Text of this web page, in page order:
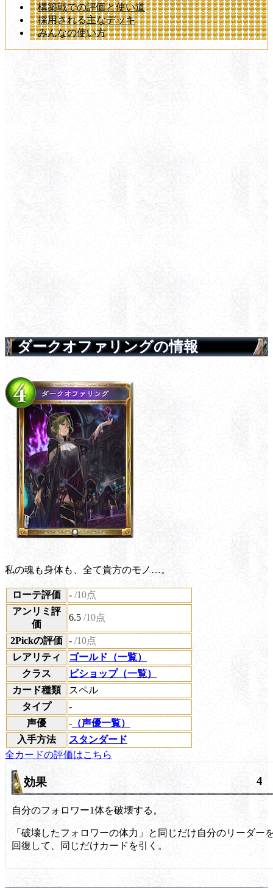
構築戦での評価と使い道
採用される主なデッキ
みんなの使い方
ダークオファリングの情報
私の魂も身体も、全て貴方のモノ…。
ローテ評価 - /10点
アンリミ評
価
6.5 /10点
2Pickの評価 - /10点
レアリティ
ゴールド（一覧）
クラス
ビショップ（一覧）
カード種類
スペル
タイプ
-
声優
- （声優一覧）
入手方法
スタンダード
全カードの評価はこちら
効果 4
自分のフォロワー1体を破壊する。
「破壊したフォロワーの体力」と同じだけ自分のリーダー
回復して、同じだけカードを引く。